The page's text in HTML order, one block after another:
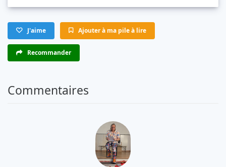
J'aime Ajouter à ma pile à lire
Recommander
Commentaires